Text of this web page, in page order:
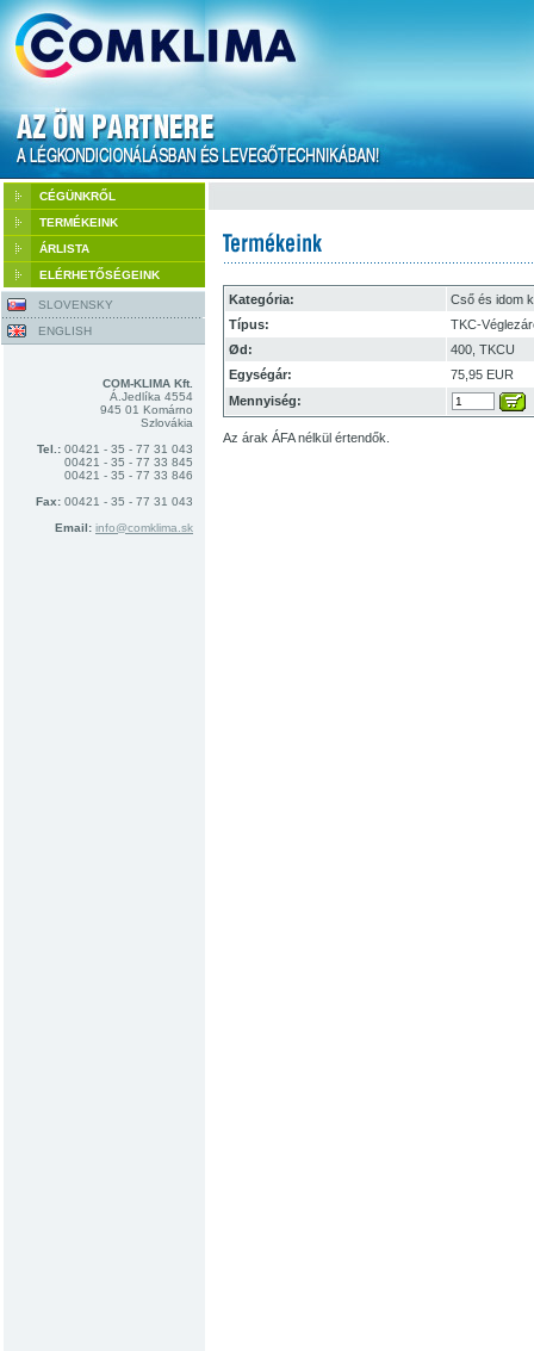
CÉGÜNKRŐL
TERMÉKEINK
ÁRLISTA
ELÉRHETŐSÉGEINK
SLOVENSKY
ENGLISH
COM-KLIMA Kft.
Á.Jedlíka 4554
945 01 Komárno
Szlovákia
Tel.: 00421 - 35 - 77 31 043
00421 - 35 - 77 33 845
00421 - 35 - 77 33 846
Fax: 00421 - 35 - 77 31 043
Email: info@comklima.sk
Kategória:
Cső és idom
Típus:
TKC-
Ød:
400, TKCU
Egységár:
75,95 EUR
Mennyiség:
Az árak ÁFA nélkül értendők.